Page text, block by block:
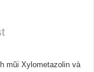
mũi Xylometazolin và